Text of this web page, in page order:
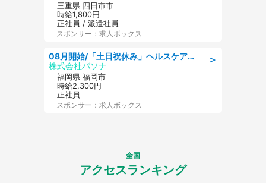
三重県 四日市市
時給1,800円
正社員 / 派遣社員
スポンサー：求人ボックス
＞
08月開始/「土日祝休み」ヘルスケア業界の産業保健師/高時給/未経験OK/要資格:保健師、正看護師
株式会社パソナ
福岡県 福岡市
時給2,300円
正社員
スポンサー：求人ボックス
全国
アクセスランキング